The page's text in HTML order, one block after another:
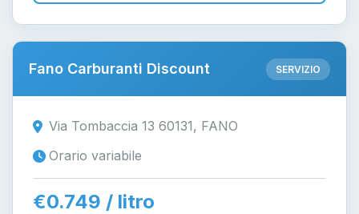
Fano Carburanti Discount SERVIZIO
Via Tombaccia 13 60131, FANO
Orario variabile
€0.749 / litro